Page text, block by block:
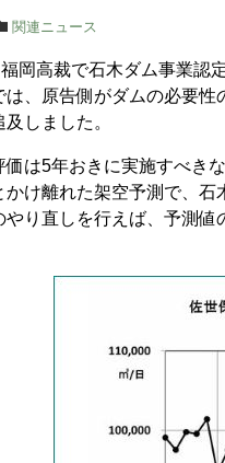
関連ニュース
岡高裁で石木ダム事業認
、原告側がダムの必要性
しました。
は5年おきに実施すべき
かけ離れた架空予測で、
やり直しを行えば、予測